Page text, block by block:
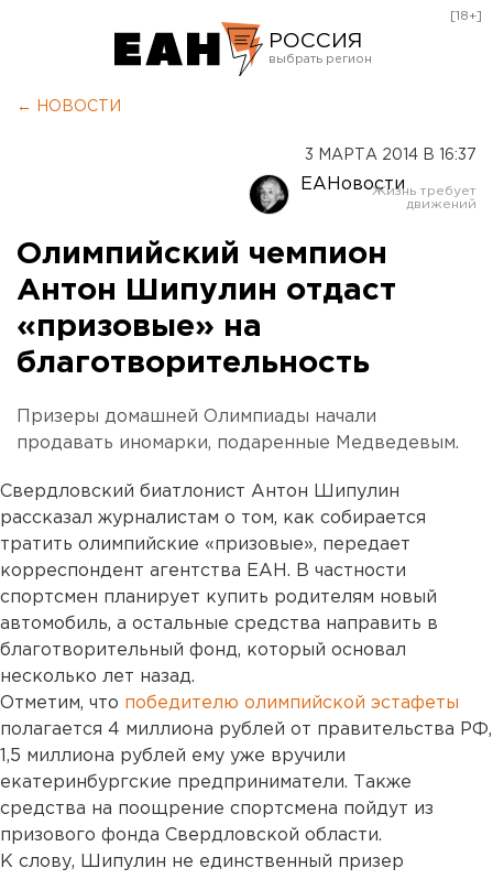
РОССИЯ
Оренбург
[18+]
← НОВОСТИ
3 МАРТА 2014 В 16:37
ЕАНовости
Олимпийский чемпион
Антон Шипулин отдаст
«призовые» на
благотворительность
Призеры домашней Олимпиады начали
продавать иномарки, подаренные Медведевым.
Свердловский биатлонист Антон Шипулин
рассказал журналистам о том, как собирается
тратить олимпийские «призовые», передает
корреспондент агентства ЕАН. В частности
спортсмен планирует купить родителям новый
автомобиль, а остальные средства направить в
благотворительный фонд, который основал
несколько лет назад.
Отметим, что победителю олимпийской эстафеты
полагается 4 миллиона рублей от правительства РФ,
1,5 миллиона рублей ему уже вручили
екатеринбургские предприниматели. Также
средства на поощрение спортсмена пойдут из
призового фонда Свердловской области.
К слову, Шипулин не единственный призер